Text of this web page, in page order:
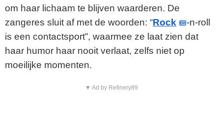
om haar lichaam te blijven waarderen. De
zangeres sluit af met de woorden: “Rock
-n-roll
is een contactsport”, waarmee ze laat zien dat
haar humor haar nooit verlaat, zelfs niet op
moeilijke momenten.
▼ Ad by Refinery89